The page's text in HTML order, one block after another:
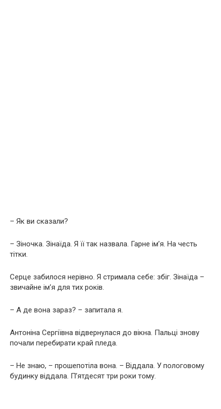
– Як ви сказали?
– Зіночка. Зінаїда. Я її так назвала. Гарне ім’я. На честь
тітки.
Серце забилося нерівно. Я стримала себе: збіг. Зінаїда –
звичайне ім’я для тих років.
– А де вона зараз? – запитала я.
Антоніна Сергіївна відвернулася до вікна. Пальці знову
почали перебирати край пледа.
– Не знаю, – прошепотіла вона. – Віддала. У пологовому
будинку віддала. П’ятдесят три роки тому.